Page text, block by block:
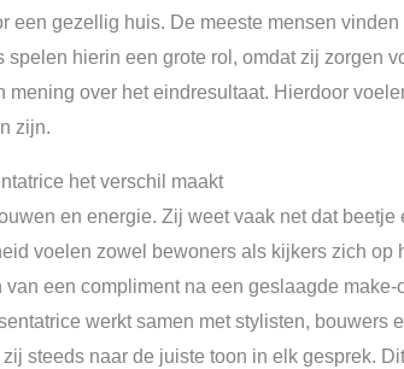
een gezellig huis. De meeste mensen
hierin een grote rol, omdat zij zorgen
over het eindresultaat. Hierdoor
zijn.
het verschil maakt
en energie. Zij weet vaak net dat
voelen zowel bewoners als kijkers zich op
een compliment na een geslaagde
werkt samen met stylisten, bouwers
steeds naar de juiste toon in elk gesprek.